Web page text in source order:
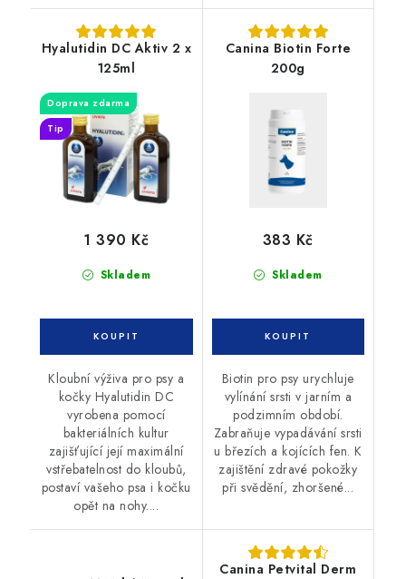
Hyalutidin DC Aktiv 2 x
125ml
Doprava zdarma
Tip
Skladem
1 390 Kč
Kloubní výživa pro psy a
kočky Hyalutidin DC
vyrobena pomocí
bakteriálních kultur
zajišťující její maximální
vstřebatelnost do kloubů,
postaví vašeho psa i kočku
opět na nohy....
Canina Biotin Forte
200g
Skladem
383 Kč
Biotin pro psy urychluje
vylínání srsti v jarním a
podzimním období.
Zabraňuje vypadávání srsti
u březích a kojících fen. K
zajištění zdravé pokožky
při svědění, zhoršené...
Canina Petvital Derm